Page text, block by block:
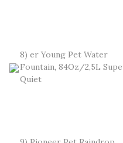
8) er Young Pet Water
Fountain, 84Oz/2,5L
Quiet